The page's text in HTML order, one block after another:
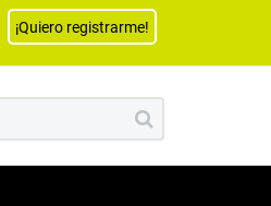
¡Quiero registrarme!